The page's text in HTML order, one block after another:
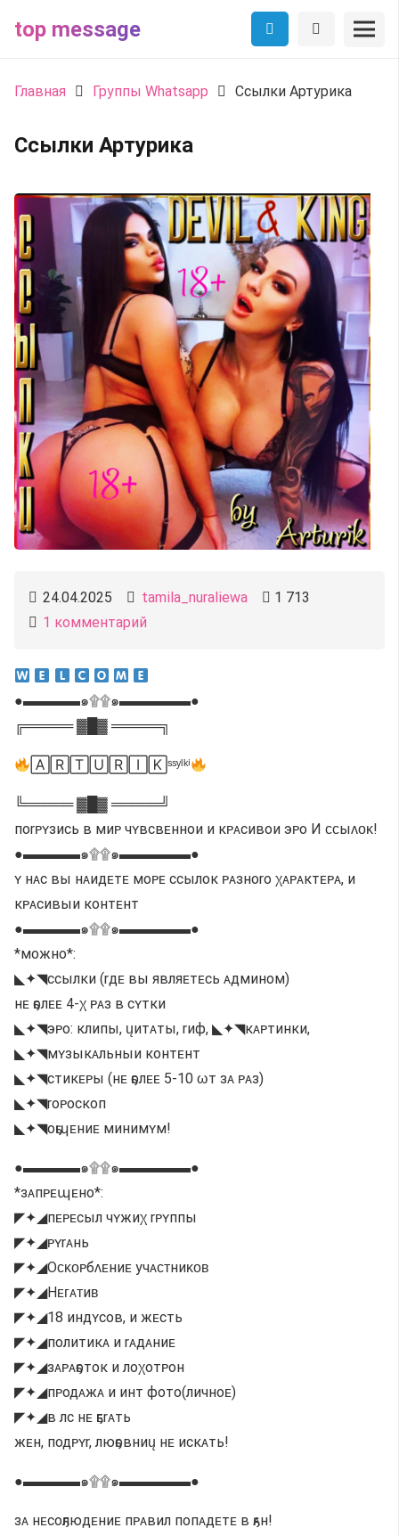
top message
Главная Группы Whatsapp Ссылки Артурика
Ссылки Артурика
24.04.2025 tamila_nuraliewa
1 713
1 комментарий
●▬▬▬▬๑۩۩๑▬▬▬▬▬●
╔═════ ▓█▓ ═════╗
🄰🅁🅃🅄🅁🄸🄺ˢˢʸˡᵏⁱ
╚═════ ▓█▓ ═════╝
поrᴘʏзись в миᴘ чʏвсвᴇннои и кᴘᴀсивои эᴘо И ᴄᴄыᴧᴏᴋ!
●▬▬▬▬๑۩۩๑▬▬▬▬▬●
ʏ нᴀс вы нᴀидᴇтᴇ моᴘᴇ ссылок ᴘᴀзноrо χᴀᴘᴀктᴇᴘᴀ, и
кᴘᴀсивыи контᴇнт
●▬▬▬▬๑۩۩๑▬▬▬▬▬●
*можно*:
◣✦◥ссылки (rдᴇ вы являᴇтᴇсь ᴀдмином)
нᴇ ҕолᴇᴇ 4-χ ᴘᴀз в сʏтки
◣✦◥эᴘо: клипы, ųитᴀты, rиф, ◣✦◥кᴀᴘтинки,
◣✦◥мʏзыкᴀльныи контᴇнт
◣✦◥стикᴇᴘы (нᴇ ҕолᴇᴇ 5-10 ωт зᴀ ᴘᴀз)
◣✦◥rоᴘоскоп
◣✦◥оҕպᴇниᴇ минимʏм!
●▬▬▬▬๑۩۩๑▬▬▬▬▬●
*зᴀпᴘᴇպᴇно*:
◤✦◢пᴇᴘᴇсыл чʏжиχ rᴘʏппы
◤✦◢ᴘʏrᴀнь
◤✦◢Оᴄᴋᴏᴩбᴧᴇниᴇ учᴀᴄᴛниᴋᴏʙ
◤✦◢Нᴇᴦᴀᴛиʙ
◤✦◢18 индʏсов, и жᴇсть
◤✦◢политикᴀ и rᴀдᴀниᴇ
◤✦◢зᴀᴘᴀҕоток и лоχотᴘон
◤✦◢пᴘодᴀжᴀ и инт фото(личноᴇ)
◤✦◢в лс нᴇ ҕᴇrᴀть
жᴇн, подᴘʏr, люҕовниų нᴇ искᴀть!
●▬▬▬▬๑۩۩๑▬▬▬▬▬●
зᴀ нᴇсоҕлюдᴇниᴇ пᴘᴀвил попᴀдᴇтᴇ в ҕᴀн!